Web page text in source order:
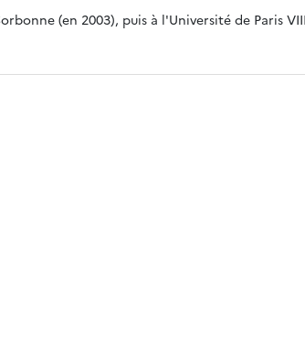
(en 2003), puis à l'Université de Paris